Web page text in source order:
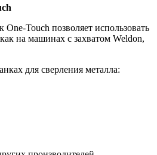
Touch позволяет использовать
на машинах с захватом Weldon,
для сверления металла: